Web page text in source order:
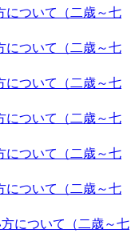
学スペースがござ
せていただきます。
様をお待ちしてい
ていただくことはで
ご予約をとってい
。ご検討の際にはお
つけやすいと言われ
について（二歳～七
について（二歳～七
について（二歳～七
について（二歳～七
について（二歳～七
について（二歳～七
について（二歳～七